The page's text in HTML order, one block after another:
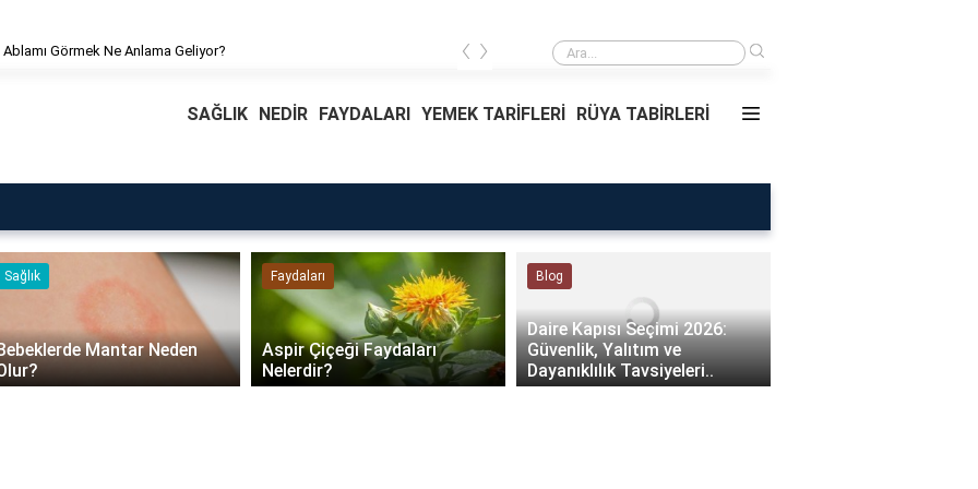
Görmek Ne Anlama Geliyor? Rüyada Ablamı Görmek Ne Anlama Geliyor?
‹ ›
SAĞLIK NEDİR FAYDALARI YEMEK TARİFLERİ RÜYA TABİRLERİ
Faydaları
Çiçeği Faydaları
Blog
Daire Kapısı Seçimi 2026:
Güvenlik, Yalıtım ve
Dayanıklılık Tavsiyeleri..
Rüya Tabirleri
Rüyada Ablamı Görmek Ne
Anlama Geliyor?